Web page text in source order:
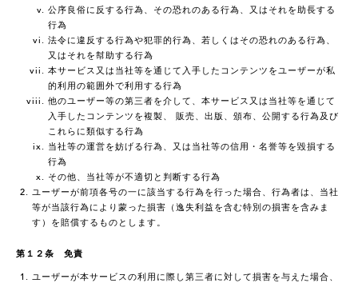
公序良俗に反する行為、その恐れのある行為、又はそれを助長する
行為
法令に違反する行為や犯罪的行為、若しくはその恐れのある行為、
又はそれを幇助する行為
本サービス又は当社等を通じて入手したコンテンツをユーザーが私
的利用の範囲外で利用する行為
他のユーザー等の第三者を介して、本サービス又は当社等を通じて
入手したコンテンツを複製、 販売、出版、頒布、公開する行為及び
これらに類似する行為
当社等の運営を妨げる行為、又は当社等の信用・名誉等を毀損する
行為
その他、当社等が不適切と判断する行為
ユーザーが前項各号の一に該当する行為を行った場合、行為者は、当社
等が当該行為により蒙った損害（逸失利益を含む特別の損害を含みま
す）を賠償するものとします。
第１２条 免責
ユーザーが本サービスの利用に際し第三者に対して損害を与えた場合、